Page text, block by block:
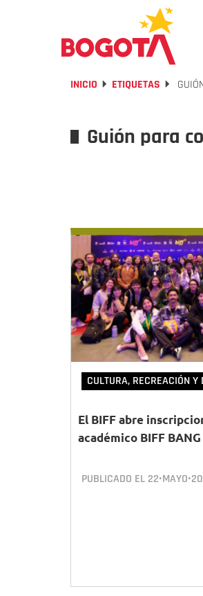
INICIO ETIQUETAS
Guión para
CULTURA, RECREACIÓN Y
El BIFF abre
académico BIFF
PUBLICADO EL